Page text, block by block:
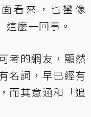
看來，也蠻像
這麼一回事。
考的網友，顯然
名詞，早已經有
而其意涵和「追